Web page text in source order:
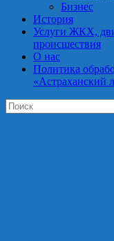
Бизнес
История
Услуги ЖКХ,
происшествия
О нас
Политика
«Астраханский